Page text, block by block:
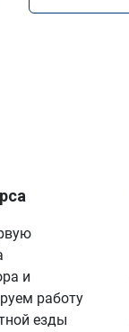
и
работу
езды